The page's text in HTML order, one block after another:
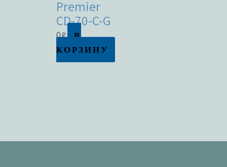
Premier
CD-70-C-G
0₽
В
КОРЗИНУ